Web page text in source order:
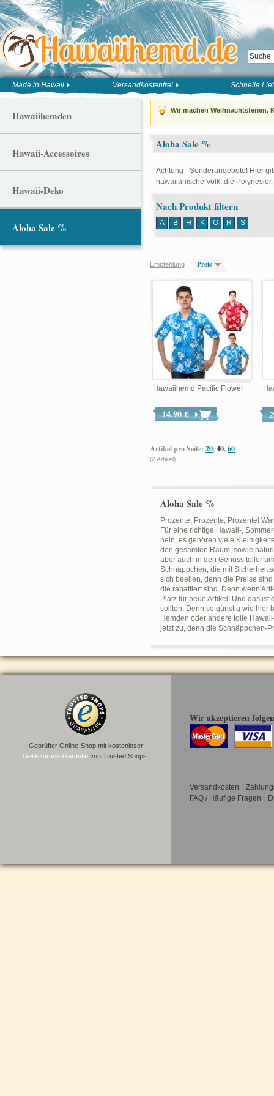
Made in Hawaii Versandkostenfrei Schnelle
Wir machen Weihnachtsferien.
Aloha Sale %
Achtung - Sonderangebote! Hier
hawaiianische Volk, die
Nach Produkt filtern
A B H K O R S
Empfehlung Preis
Hawaiihemd Pacific Flower
14,90 €
Artikel pro Seite: 20,40,60
(2 Artikel)
Aloha Sale %
Prozente, Prozente, Prozente!
Für eine richtige Hawaii-,
nein, es gehören viele
den gesamten Raum, sowie
aber auch in den Genuss toller
Schnäppchen, die mit Sicherheit
sich beeilen, denn die Preise
die rabattiert sind. Denn wenn
Platz für neue Artikel! Und das
sollten. Denn so günstig wie hier
Hemden oder andere tolle
jetzt zu, denn die Schnäppchen-
Hawaiihemden
Hawaii-Accessoires
Hawaii-Deko
Aloha Sale %
Geprüfter Online-Shop mit kostenloser
Geld-zurück-Garantie von Trusted Shops.
Wir akzeptieren
Versandkosten
FAQ / Häufige Fragen